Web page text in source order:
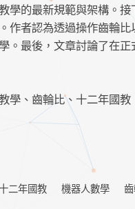
學的最新規範與架構。
作者認為透過操作齒輪
。最後，文章討論了在
學、齒輪比、十二年國教
二年國教 機器人數學